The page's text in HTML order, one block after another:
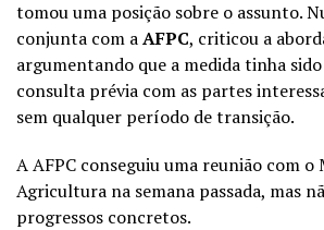
tomou uma posição sobre o assunto.
conjunta com aAFPC, criticou a
argumentando que a medida tinha
consulta prévia com as partes
sem qualquer período de transição.
A AFPC conseguiu uma reunião com
Agricultura na semana passada, mas
progressos concretos.